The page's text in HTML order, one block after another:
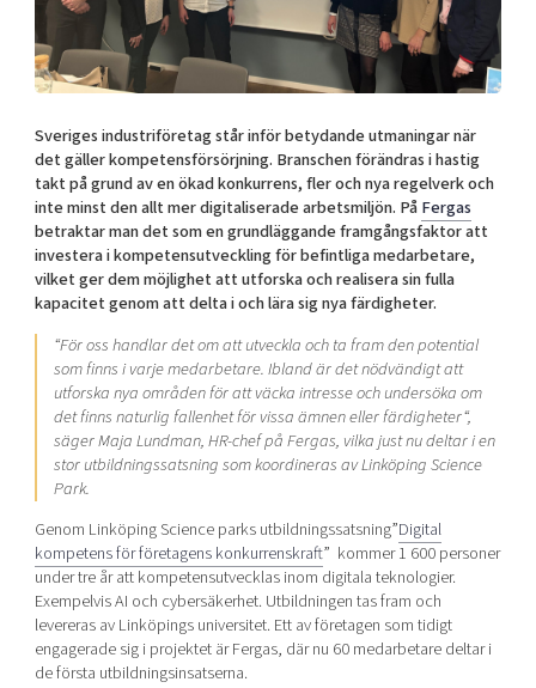
Shaping cities and regions
East Sweden Tech Women
Reversed mentorship
Current offers and activities
Upscaling
Talent & skills
Startup & industry collaboration
Offers to boost your business
Funding opportunities
Our community of companies
Projects
Publications
Project toolbox
Our clusters
Reach out to us
Locations
Today's lunch in Mjärdevi
Sveriges industriföretag står inför betydande utmaningar när
det gäller kompetensförsörjning. Branschen förändras i hastig
takt på grund av en ökad konkurrens, fler och nya regelverk och
inte minst den allt mer digitaliserade arbetsmiljön. PåFergas
betraktar man det som en grundläggande framgångsfaktor att
investera i kompetensutveckling för befintliga medarbetare,
vilket ger dem möjlighet att utforska och realisera sin fulla
kapacitet genom att delta i och lära sig nya färdigheter.
“För oss handlar det om att utveckla och ta fram den potential
som finns i varje medarbetare.Ibland är det nödvändigt att
utforska nya områden för att väcka intresse och undersöka om
det finns naturlig fallenhet för vissa ämnen eller färdigheter“,
säger Maja Lundman, HR-chef på Fergas, vilka just nu deltar i en
stor utbildningssatsning som koordineras av Linköping Science
Park.
Genom Linköping Science parks utbildningssatsning”Digital
kompetens för företagens konkurrenskraft” kommer 1 600 personer
under tre år att kompetensutvecklas inom digitala teknologier.
Exempelvis AI och cybersäkerhet. Utbildningen tas fram och
levereras av Linköpings universitet. Ett av företagen som tidigt
engagerade sig i projektet är Fergas, där nu 60 medarbetare deltar i
de första utbildningsinsatserna.